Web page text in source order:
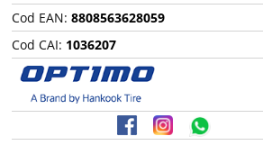
Cod EAN: 8808563628059
Cod CAI: 1036207